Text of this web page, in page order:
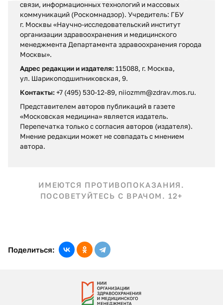
связи, информационных технологий и массовых
коммуникаций (Роскомнадзор). Учредитель: ГБУ
г. Москвы «Научно-исследовательский институт
организации здравоохранения и медицинского
менеджмента Департамента здравоохранения города
Москвы».
Адрес редакции и издателя: 115088, г. Москва,
ул. Шарикоподшипниковская, 9.
Контакты: +7 (495) 530-12-89, niiozmm@zdrav.mos.ru.
Представителем авторов публикаций в газете
«Московская медицина» является издатель.
Перепечатка только с согласия авторов (издателя).
Мнение редакции может не совпадать c мнением
автора.
ИМЕЮТСЯ ПРОТИВОПОКАЗАНИЯ.
ПОСОВЕТУЙТЕСЬ С ВРАЧОМ. 12+
Поделиться: